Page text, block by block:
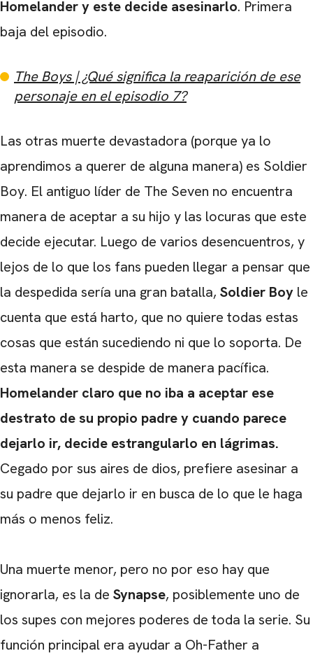
Homelander y este decide asesinarlo. Primera
baja del episodio.
The Boys | ¿Qué significa la reaparición de ese
personaje en el episodio 7?
Las otras muerte devastadora (porque ya lo
aprendimos a querer de alguna manera) es Soldier
Boy. El antiguo líder de The Seven no encuentra
manera de aceptar a su hijo y las locuras que este
decide ejecutar. Luego de varios desencuentros, y
lejos de lo que los fans pueden llegar a pensar que
la despedida sería una gran batalla, Soldier Boy le
cuenta que está harto, que no quiere todas estas
cosas que están sucediendo ni que lo soporta. De
esta manera se despide de manera pacífica.
Homelander claro que no iba a aceptar ese
destrato de su propio padre y cuando parece
dejarlo ir, decide estrangularlo en lágrimas.
Cegado por sus aires de dios, prefiere asesinar a
su padre que dejarlo ir en busca de lo que le haga
más o menos feliz.
Una muerte menor, pero no por eso hay que
ignorarla, es la de Synapse, posiblemente uno de
los supes con mejores poderes de toda la serie. Su
función principal era ayudar a Oh-Father a